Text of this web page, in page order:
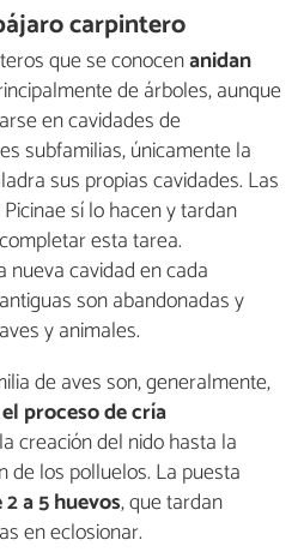
carpintero
que se conocenanidan
de árboles, aunque
en cavidades de
subfamilias, únicamente la
sus propias cavidades. Las
sí lo hacen y tardan
esta tarea.
cavidad en cada
son abandonadas y
y animales.
de aves son, generalmente,
proceso de cría
creación del nido hasta la
de los polluelos. La puesta
2 a 5 huevos, que tardan
en eclosionar.